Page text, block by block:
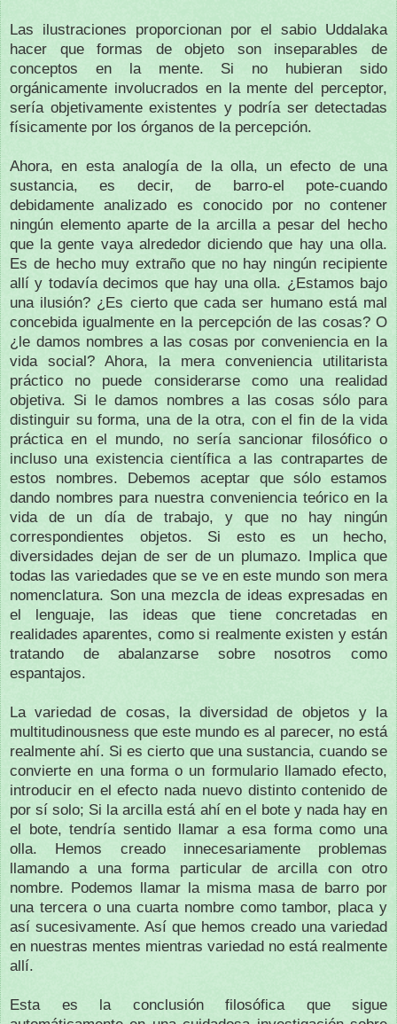
Las ilustraciones proporcionan por el sabio Uddalaka
hacer que formas de objeto son inseparables de
conceptos en la mente. Si no hubieran sido
orgánicamente involucrados en la mente del perceptor,
sería objetivamente existentes y podría ser detectadas
físicamente por los órganos de la percepción.
Ahora, en esta analogía de la olla, un efecto de una
sustancia, es decir, de barro-el pote-cuando
debidamente analizado es conocido por no contener
ningún elemento aparte de la arcilla a pesar del hecho
que la gente vaya alrededor diciendo que hay una olla.
Es de hecho muy extraño que no hay ningún recipiente
allí y todavía decimos que hay una olla. ¿Estamos bajo
una ilusión? ¿Es cierto que cada ser humano está mal
concebida igualmente en la percepción de las cosas? O
¿le damos nombres a las cosas por conveniencia en la
vida social? Ahora, la mera conveniencia utilitarista
práctico no puede considerarse como una realidad
objetiva. Si le damos nombres a las cosas sólo para
distinguir su forma, una de la otra, con el fin de la vida
práctica en el mundo, no sería sancionar filosófico o
incluso una existencia científica a las contrapartes de
estos nombres. Debemos aceptar que sólo estamos
dando nombres para nuestra conveniencia teórico en la
vida de un día de trabajo, y que no hay ningún
correspondientes objetos. Si esto es un hecho,
diversidades dejan de ser de un plumazo. Implica que
todas las variedades que se ve en este mundo son mera
nomenclatura. Son una mezcla de ideas expresadas en
el lenguaje, las ideas que tiene concretadas en
realidades aparentes, como si realmente existen y están
tratando de abalanzarse sobre nosotros como
espantajos.
La variedad de cosas, la diversidad de objetos y la
multitudinousness que este mundo es al parecer, no está
realmente ahí. Si es cierto que una sustancia, cuando se
convierte en una forma o un formulario llamado efecto,
introducir en el efecto nada nuevo distinto contenido de
por sí solo; Si la arcilla está ahí en el bote y nada hay en
el bote, tendría sentido llamar a esa forma como una
olla. Hemos creado innecesariamente problemas
llamando a una forma particular de arcilla con otro
nombre. Podemos llamar la misma masa de barro por
una tercera o una cuarta nombre como tambor, placa y
así sucesivamente. Así que hemos creado una variedad
en nuestras mentes mientras variedad no está realmente
allí.
Esta es la conclusión filosófica que sigue